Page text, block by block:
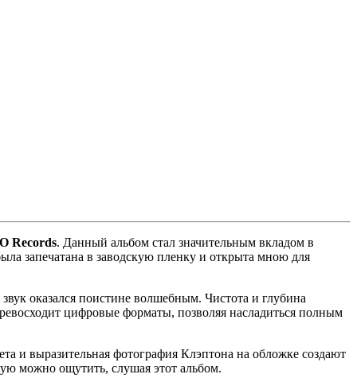
Records. Данный альбом стал значительным вкладом в
запечатана в заводскую пленку и открыта мною для
звук оказался поистине волшебным. Чистота и глубина
цифровые форматы, позволяя насладиться полным
и выразительная фотография Клэптона на обложке создают
можно ощутить, слушая этот альбом.